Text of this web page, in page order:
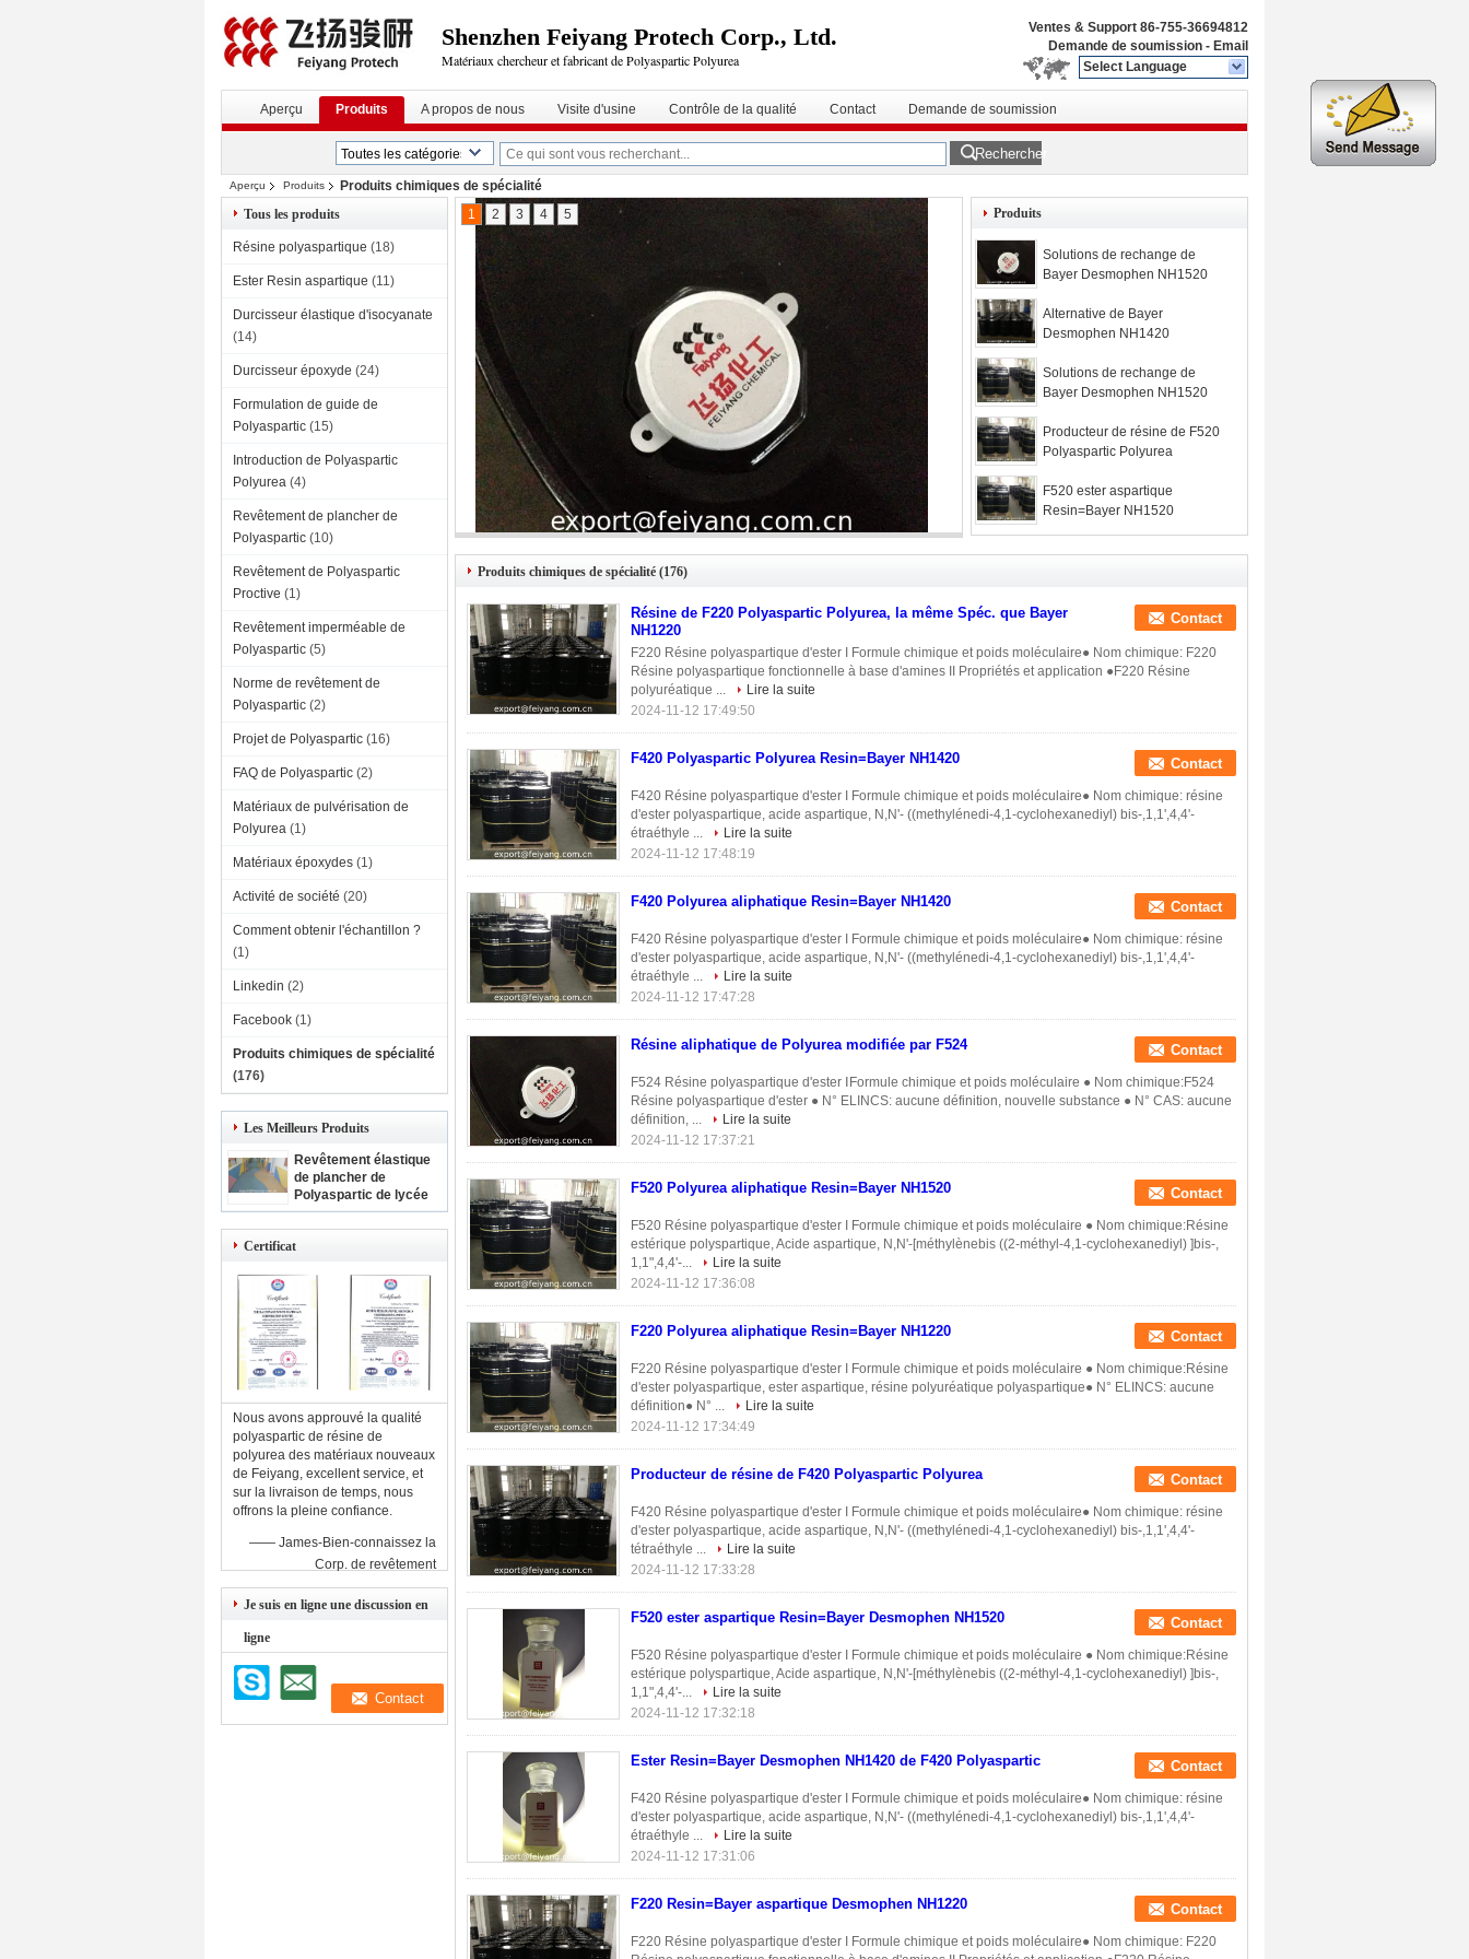
Shenzhen Feiyang Protech Corp., Ltd.
Matériaux chercheur et fabricant de Polyaspartic Polyurea
Ventes & Support 86-755-36694812
Demande de soumission - Email
Select Language
Aperçu Produits A propos de nous Visite d'usine Contrôle de la qualité Contact Demande de soumission
Rechercher
Aperçu Produits
Produits chimiques de spécialité
Tous les produits
Résine polyaspartique (18)
Ester Resin aspartique (11)
Durcisseur élastique d'isocyanate
(14)
Durcisseur époxyde (24)
Formulation de guide de
Polyaspartic (15)
Introduction de Polyaspartic
Polyurea (4)
Revêtement de plancher de
Polyaspartic (10)
Revêtement de Polyaspartic
Proctive (1)
Revêtement imperméable de
Polyaspartic (5)
Norme de revêtement de
Polyaspartic (2)
Projet de Polyaspartic (16)
FAQ de Polyaspartic (2)
Matériaux de pulvérisation de
Polyurea (1)
Matériaux époxydes (1)
Activité de société (20)
Comment obtenir l'échantillon ?
(1)
Linkedin (2)
Facebook (1)
Produits chimiques de spécialité
(176)
Les Meilleurs Produits
Revêtement élastique
de plancher de
Polyaspartic de lycée
de projets de
revêtement de
plancher de
Certificat
Nous avons approuvé la qualité
polyaspartic de résine de
polyurea des matériaux nouveaux
de Feiyang, excellent service, et
sur la livraison de temps, nous
offrons la pleine confiance.
—— James-Bien-connaissez la
Corp. de revêtement
Je suis en ligne une discussion en
ligne
1 2 3 4 5 Produits
Solutions de rechange de
Bayer Desmophen NH1520
Alternative de Bayer
Desmophen NH1420
Solutions de rechange de
Bayer Desmophen NH1520
Producteur de résine de F520
Polyaspartic Polyurea
F520 ester aspartique
Resin=Bayer NH1520
Produits chimiques de spécialité (176)
Résine de F220 Polyaspartic Polyurea, la même Spéc. que Bayer
NH1220
Contact
F220 Résine polyaspartique d'ester I Formule chimique et poids moléculaire● Nom chimique: F220
Résine polyaspartique fonctionnelle à base d'amines II Propriétés et application ●F220 Résine
polyuréatique ...
Lire la suite
2024-11-12 17:49:50
F420 Polyaspartic Polyurea Resin=Bayer NH1420 Contact
F420 Résine polyaspartique d'ester I Formule chimique et poids moléculaire● Nom chimique: résine
d'ester polyaspartique, acide aspartique, N,N'- ((methylénedi-4,1-cyclohexanediyl) bis-,1,1',4,4'-
étraéthyle ...
Lire la suite
2024-11-12 17:48:19
F420 Polyurea aliphatique Resin=Bayer NH1420 Contact
F420 Résine polyaspartique d'ester I Formule chimique et poids moléculaire● Nom chimique: résine
d'ester polyaspartique, acide aspartique, N,N'- ((methylénedi-4,1-cyclohexanediyl) bis-,1,1',4,4'-
étraéthyle ...
Lire la suite
2024-11-12 17:47:28
Résine aliphatique de Polyurea modifiée par F524 Contact
F524 Résine polyaspartique d'ester ⅠFormule chimique et poids moléculaire ● Nom chimique:F524
Résine polyaspartique d'ester ● N° ELINCS: aucune définition, nouvelle substance ● N° CAS: aucune
définition, ...
Lire la suite
2024-11-12 17:37:21
F520 Polyurea aliphatique Resin=Bayer NH1520 Contact
F520 Résine polyaspartique d'ester I Formule chimique et poids moléculaire ● Nom chimique:Résine
estérique polyspartique, Acide aspartique, N,N'-[méthylènebis ((2-méthyl-4,1-cyclohexanediyl) ]bis-,
1,1",4,4'-...
Lire la suite
2024-11-12 17:36:08
F220 Polyurea aliphatique Resin=Bayer NH1220 Contact
F220 Résine polyaspartique d'ester I Formule chimique et poids moléculaire ● Nom chimique:Résine
d'ester polyaspartique, ester aspartique, résine polyuréatique polyaspartique● N° ELINCS: aucune
définition● N° ...
Lire la suite
2024-11-12 17:34:49
Producteur de résine de F420 Polyaspartic Polyurea Contact
F420 Résine polyaspartique d'ester I Formule chimique et poids moléculaire● Nom chimique: résine
d'ester polyaspartique, acide aspartique, N,N'- ((methylénedi-4,1-cyclohexanediyl) bis-,1,1',4,4'-
tétraéthyle ...
Lire la suite
2024-11-12 17:33:28
F520 ester aspartique Resin=Bayer Desmophen NH1520 Contact
F520 Résine polyaspartique d'ester I Formule chimique et poids moléculaire ● Nom chimique:Résine
estérique polyspartique, Acide aspartique, N,N'-[méthylènebis ((2-méthyl-4,1-cyclohexanediyl) ]bis-,
1,1",4,4'-...
Lire la suite
2024-11-12 17:32:18
Ester Resin=Bayer Desmophen NH1420 de F420 Polyaspartic Contact
F420 Résine polyaspartique d'ester I Formule chimique et poids moléculaire● Nom chimique: résine
d'ester polyaspartique, acide aspartique, N,N'- ((methylénedi-4,1-cyclohexanediyl) bis-,1,1',4,4'-
étraéthyle ...
Lire la suite
2024-11-12 17:31:06
F220 Resin=Bayer aspartique Desmophen NH1220 Contact
F220 Résine polyaspartique d'ester I Formule chimique et poids moléculaire● Nom chimique: F220